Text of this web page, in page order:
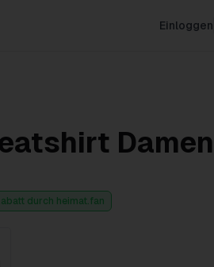
Einloggen
Damen
durch heimat.fan